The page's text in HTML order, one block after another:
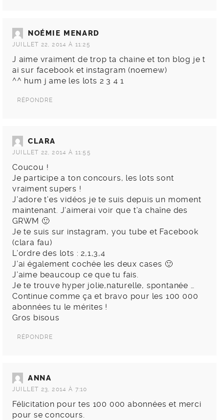
NOÉMIE MENARD
JUILLET 22, 2014 À 11:25
J aime vraiment de trop ta chaine et ton blog je t
ai sur facebook et instagram (noemew)
^^ hum j ame les lots 2 3 4 1
RÉPONDRE
CLARA
JUILLET 22, 2014 À 11:55
Coucou !
Je participe a ton concours, les lots sont
vraiment supers !
J’adore t’es vidéos je te suis depuis un moment
maintenant. J’aimerai voir que t’a chaîne des
GRWM 🙂
Je te suis sur instagram, you tube et Facebook
(clara fau)
L’ordre des lots : 2,1,3,4
J’ai également cochée les deux cases 🙂
J’aime beaucoup ce que tu fais.
Je te trouve hyper jolie,naturelle, spontanée …
Continue comme ça et bravo pour les 100 000
abonnées tu le mérites !
Gros bisous
RÉPONDRE
ANNA
JUILLET 23, 2014 À 7:10
Félicitation pour tes 100 000 abonnées et merci
pour se concours.